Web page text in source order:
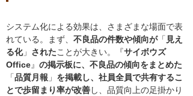
システム化による効果は、さまざまな場面で表
れている。まず、 不良品の件数や傾向が「 見え
る化」 されたことが大きい。『サイボウズ
Office』 の掲示板に、不良品の傾向をまとめた
「品質月報 」 を掲載し、社員全員で共有するこ
とで歩留まり率が改善し、品質向上の足掛かり